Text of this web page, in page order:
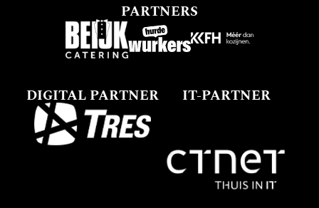
PARTNERS
DIGITAL PARTNER IT-PARTNER